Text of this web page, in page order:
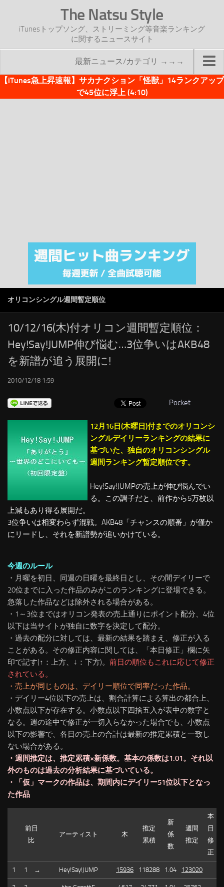
The Natsu Style
iTunesトップソング、ストリーミング等音楽ランキング
に関するニュースサイト
最新ニュース/カテゴリ →→→
TOP
注目カテゴリ
オリジナルiTunes週間トップソング
RSS
LINKS
【iTunes急上昇速報】サカナクション「怪獣」14ランクアップ
で45位に浮上 (4:10)
オリコンシングル週間暫定順位
10/12/16(木)付オリコン週間暫定順位：
Hey!Say!JUMP伸び悩む…3位争いはAKB48
を新譜が追う展開に!
2010/12/18 1:59
Pocket
12月16日(木曜日)付までのオリコンシ
ングルデイリーランキングの結果に
基づいた、独自のオリコンシングル
週間ランキング暫定順位です。
Hey!Say!JUMPの売上が伸び悩んでい
る。この調子だと、前作から5万枚以
上減もあり得る展開だ。
3位争いは相変わらず混戦。AKB48「チャンスの順番」が僅か
にリードし、それを新譜勢が追いかけている。
今週のルール
・月曜を初日、同週の日曜を最終日とし、その間デイリーで
20位までに入った作品のみがこのランキングに登場できる。
急落した作品などは除外される場合がある。
・1～3位まではオリコン発表の売上通りにポイント配分、4位
以下は当サイトが独自に数字を決定して配分。
・過去の配分に対しては、最新の結果を踏まえ、修正が入る
ことがある。 その修正内容に関しては、「本日修正」欄に矢
印で記す(↑：上方、↓：下方)。 前日の順位もこれに応じて修正
されている。
・売上が同じものは、デイリー順位で同率だった作品。
・デイリー4位以下の売上は、割合計算による算出の都合上、
小数点以下が存在する。小数点以下四捨五入が表中の数字と
なる。週の途中で修正が一切入らなかった場合でも、小数点
以下の影響で、各日の売上の合計は最新の推定累積と一致し
ない場合がある。
・週間推定は、推定累積×新係数。基本の係数は1.01。それ以
外のものは過去の分析結果に基づいている。
・「仮」マークの作品は、期間内にデイリー51位以下となっ
た作品
前日
比
アーティスト 木
推定
累積
新
係
数
週間
推定
本
日
修
正
1 1 → Hey!Say!JUMP 15936 118288 1.04 123020